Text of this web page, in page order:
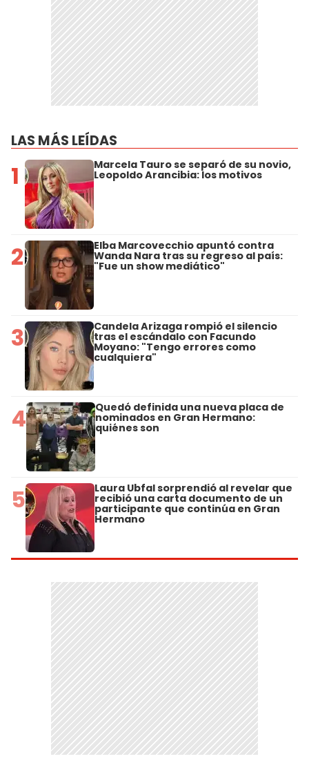
LAS MÁS LEÍDAS
1 Marcela Tauro se separó de su novio,
Leopoldo Arancibia: los motivos
2 Elba Marcovecchio apuntó contra
Wanda Nara tras su regreso al país:
"Fue un show mediático"
3 Candela Arizaga rompió el silencio
tras el escándalo con Facundo
Moyano: "Tengo errores como
cualquiera"
4 Quedó definida una nueva placa de
nominados en Gran Hermano:
quiénes son
5 Laura Ubfal sorprendió al revelar que
recibió una carta documento de un
participante que continúa en Gran
Hermano